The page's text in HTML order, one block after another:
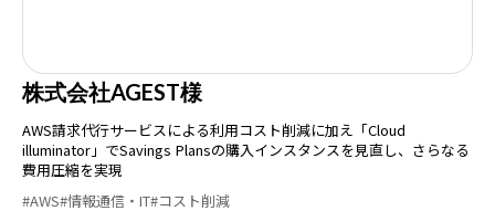
株式会社AGEST様
AWS請求代行サービスによる利用コスト削減に加え「Cloud
illuminator」でSavings Plansの購入インスタンスを見直し、さらなる
費用圧縮を実現
#AWS#情報通信・IT#コスト削減